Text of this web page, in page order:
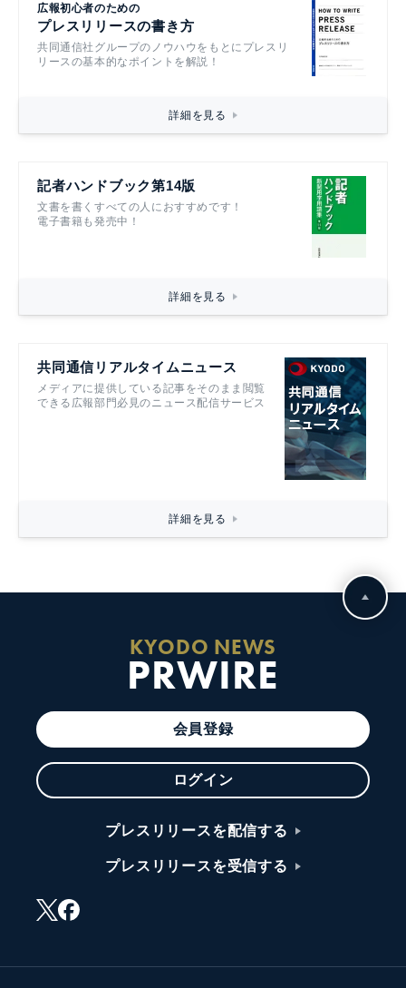
広報初心者のための
プレスリリースの書き方
共同通信社グループのノウハウをもとにプレスリ
リースの基本的なポイントを解説！
詳細を見る
記者ハンドブック第14版
文書を書くすべての人におすすめです！
電子書籍も発売中！
詳細を見る
共同通信リアルタイムニュース
メディアに提供している記事をそのまま閲覧
できる広報部門必見のニュース配信サービス
詳細を見る
KYODO NEWS
PRWIRE
会員登録
ログイン
プレスリリースを配信する
プレスリリースを受信する